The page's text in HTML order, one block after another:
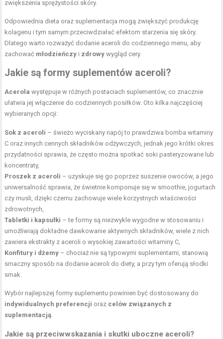
zwiększenia sprężystości skóry.
Odpowiednia dieta oraz suplementacja mogą zwiększyć produkcję
kolagenu i tym samym przeciwdziałać efektom starzenia się skóry.
Dlatego warto rozważyć dodanie aceroli do codziennego menu, aby
zachować młodzieńczy i zdrowy wygląd cery.
Jakie są formy suplementów aceroli?
Acerola występuje w różnych postaciach suplementów, co znacznie
ułatwia jej włączenie do codziennych posiłków. Oto kilka najczęściej
wybieranych opcji:
Sok z aceroli – świeżo wyciskany napój to prawdziwa bomba witaminy
C oraz innych cennych składników odżywczych, jednak jego krótki okres
przydatności sprawia, że często można spotkać soki pasteryzowane lub
koncentraty,
Proszek z aceroli – uzyskuje się go poprzez suszenie owoców, a jego
uniwersalność sprawia, że świetnie komponuje się w smoothie, jogurtach
czy musli, dzięki czemu zachowuje wiele korzystnych właściwości
zdrowotnych,
Tabletki i kapsułki – te formy są niezwykle wygodne w stosowaniu i
umożliwiają dokładne dawkowanie aktywnych składników, wiele z nich
zawiera ekstrakty z aceroli o wysokiej zawartości witaminy C,
Konfitury i dżemy – chociaż nie są typowymi suplementami, stanowią
smaczny sposób na dodanie aceroli do diety, a przy tym oferują słodki
smak.
Wybór najlepszej formy suplementu powinien być dostosowany do
indywidualnych preferencji oraz celów związanych z
suplementacją
Jakie są przeciwwskazania i skutki uboczne aceroli?